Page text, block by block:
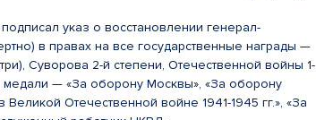
указ о восстановлении генерал-
в правах на все государственные награды —
Суворова 2-й степени, Отечественной войны 1-
— «За оборону Москвы», «За оборону
Отечественной войне 1941-1945 гг.», «За